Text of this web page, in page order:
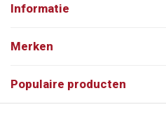
Informatie
Merken
Populaire producten